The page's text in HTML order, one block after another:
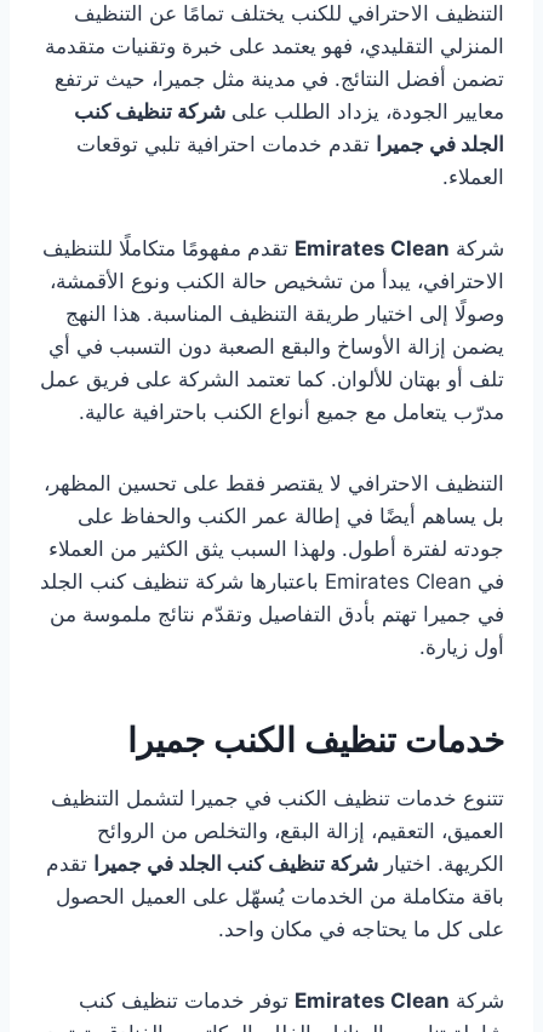
التنظيف الاحترافي للكنب يختلف تمامًا عن التنظيف
المنزلي التقليدي، فهو يعتمد على خبرة وتقنيات متقدمة
تضمن أفضل النتائج. في مدينة مثل جميرا، حيث ترتفع
معايير الجودة، يزداد الطلب على شركة تنظيف كنب
الجلد في جميرا
تقدم خدمات احترافية تلبي توقعات
العملاء.
شركة Emirates Clean تقدم مفهومًا متكاملًا للتنظيف
الاحترافي، يبدأ من تشخيص حالة الكنب ونوع الأقمشة،
وصولًا إلى اختيار طريقة التنظيف المناسبة. هذا النهج
يضمن إزالة الأوساخ والبقع الصعبة دون التسبب في أي
تلف أو بهتان للألوان. كما تعتمد الشركة على فريق عمل
مدرّب يتعامل مع جميع أنواع الكنب باحترافية عالية.
التنظيف الاحترافي لا يقتصر فقط على تحسين المظهر،
بل يساهم أيضًا في إطالة عمر الكنب والحفاظ على
جودته لفترة أطول. ولهذا السبب يثق الكثير من العملاء
في Emirates Clean باعتبارها شركة تنظيف كنب الجلد
في جميرا تهتم بأدق التفاصيل وتقدّم نتائج ملموسة من
أول زيارة.
خدمات تنظيف الكنب جميرا
تتنوع خدمات تنظيف الكنب في جميرا لتشمل التنظيف
العميق، التعقيم، إزالة البقع، والتخلص من الروائح
الكريهة. اختيار شركة تنظيف كنب الجلد في جميرا
تقدم
باقة متكاملة من الخدمات يُسهّل على العميل الحصول
على كل ما يحتاجه في مكان واحد.
شركة Emirates Clean توفر خدمات تنظيف كنب